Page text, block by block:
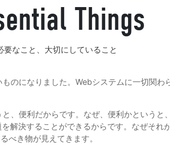
二つ星」宣言
行・全国流通
/ DISTRIBUTION
理システム(azkaru)
Things
要なこと、大切にしていること
のになりました。Webシステムに一切関わ
、便利だからです。なぜ、便利かというと
解決することができるからです。なぜそれ
べき物が見えてきます。